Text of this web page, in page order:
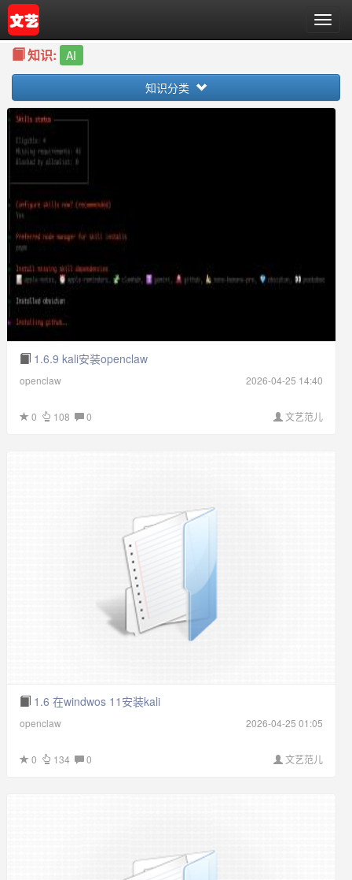
T
o
g
e
知识: AI
知识分类
1.6.9 kali安装openclaw
openclaw 2026-04-25 14:40
文艺范儿
0 108 0
1.6 在windwos 11安装kali
openclaw 2026-04-25 01:05
文艺范儿
0 134 0